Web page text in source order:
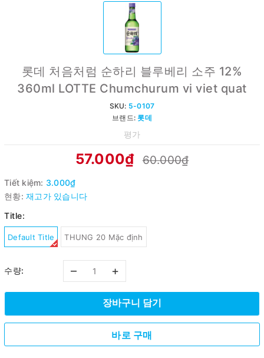
롯데 처음처럼 순하리 블루베리 소주 12%
360ml LOTTE Chumchurum vi viet quat
SKU: 5-0107
브랜드:롯데
평가
57.000₫ 60.000₫
Tiết kiệm: 3.000₫
현황: 재고가 있습니다
Title:
Default Title THUNG 20 Mặc định
수량: – +
장바구니 담기
바로 구매